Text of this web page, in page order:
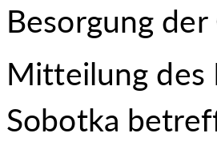
Besorgung
Mitteilung des
Sobotka